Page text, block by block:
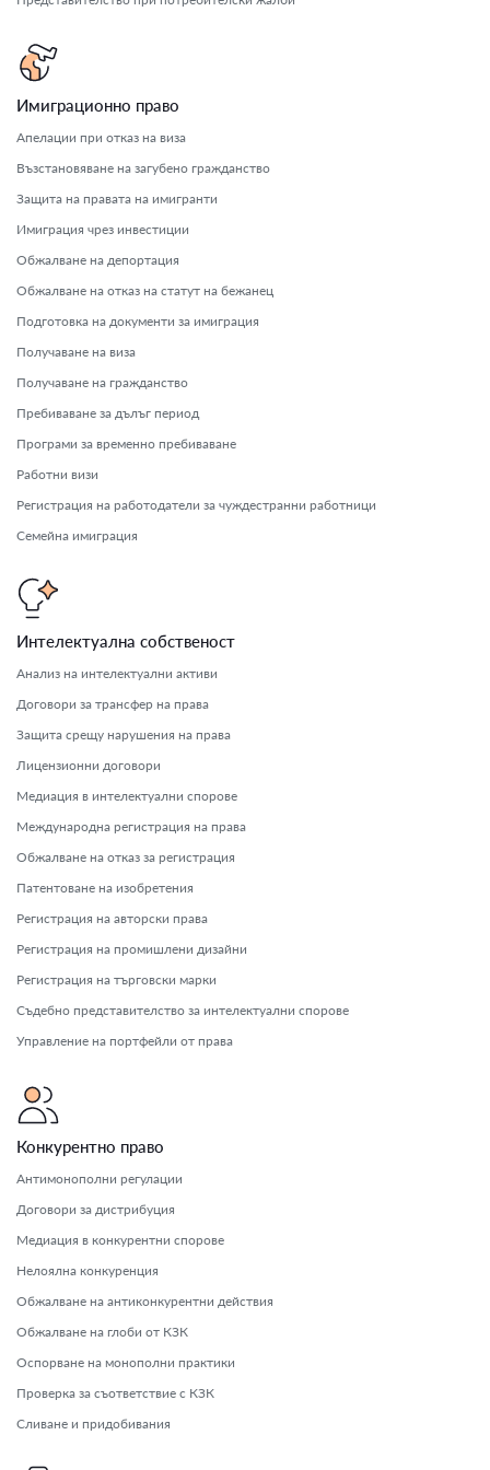
Имиграционно право
Апелации при отказ на виза
Възстановяване на загубено гражданство
Защита на правата на имигранти
Имиграция чрез инвестиции
Обжалване на депортация
Обжалване на отказ на статут на бежанец
Подготовка на документи за имиграция
Получаване на виза
Получаване на гражданство
Пребиваване за дълъг период
Програми за временно пребиваване
Работни визи
Регистрация на работодатели за чуждестранни работници
Семейна имиграция
Интелектуална собственост
Анализ на интелектуални активи
Договори за трансфер на права
Защита срещу нарушения на права
Лицензионни договори
Медиация в интелектуални спорове
Международна регистрация на права
Обжалване на отказ за регистрация
Патентоване на изобретения
Регистрация на авторски права
Регистрация на промишлени дизайни
Регистрация на търговски марки
Съдебно представителство за интелектуални спорове
Управление на портфейли от права
Конкурентно право
Антимонополни регулации
Договори за дистрибуция
Медиация в конкурентни спорове
Нелоялна конкуренция
Обжалване на антиконкурентни действия
Обжалване на глоби от КЗК
Оспорване на монополни практики
Проверка за съответствие с КЗК
Сливане и придобивания